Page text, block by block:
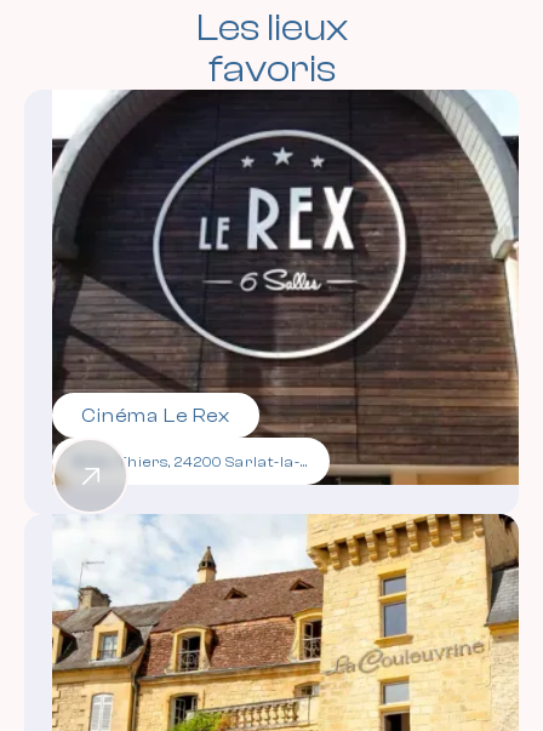
Les lieux
favoris
Cinéma Le Rex
18 Av. Thiers, 24200 Sarlat-la-Canéda